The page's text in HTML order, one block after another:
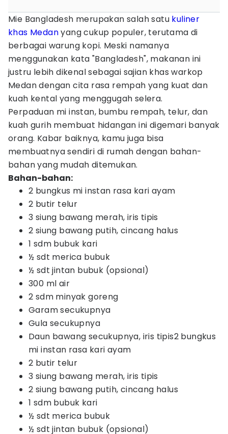
Mie Bangladesh merupakan salah satu kuliner
khas Medanyang cukup populer, terutama di
berbagai warung kopi. Meski namanya
menggunakan kata "Bangladesh", makanan ini
justru lebih dikenal sebagai sajian khas warkop
Medan dengan cita rasa rempah yang kuat dan
kuah kental yang menggugah selera.
Perpaduan mi instan, bumbu rempah, telur, dan
kuah gurih membuat hidangan ini digemari banyak
orang. Kabar baiknya, kamu juga bisa
membuatnya sendiri di rumah dengan bahan-
bahan yang mudah ditemukan.
Bahan-bahan:
2 bungkus mi instan rasa kari ayam
2 butir telur
3 siung bawang merah, iris tipis
2 siung bawang putih, cincang halus
1 sdm bubuk kari
½ sdt merica bubuk
½ sdt jintan bubuk (opsional)
300 ml air
2 sdm minyak goreng
Garam secukupnya
Gula secukupnya
Daun bawang secukupnya, iris tipis2 bungkus
mi instan rasa kari ayam
2 butir telur
3 siung bawang merah, iris tipis
2 siung bawang putih, cincang halus
1 sdm bubuk kari
½ sdt merica bubuk
½ sdt jintan bubuk (opsional)